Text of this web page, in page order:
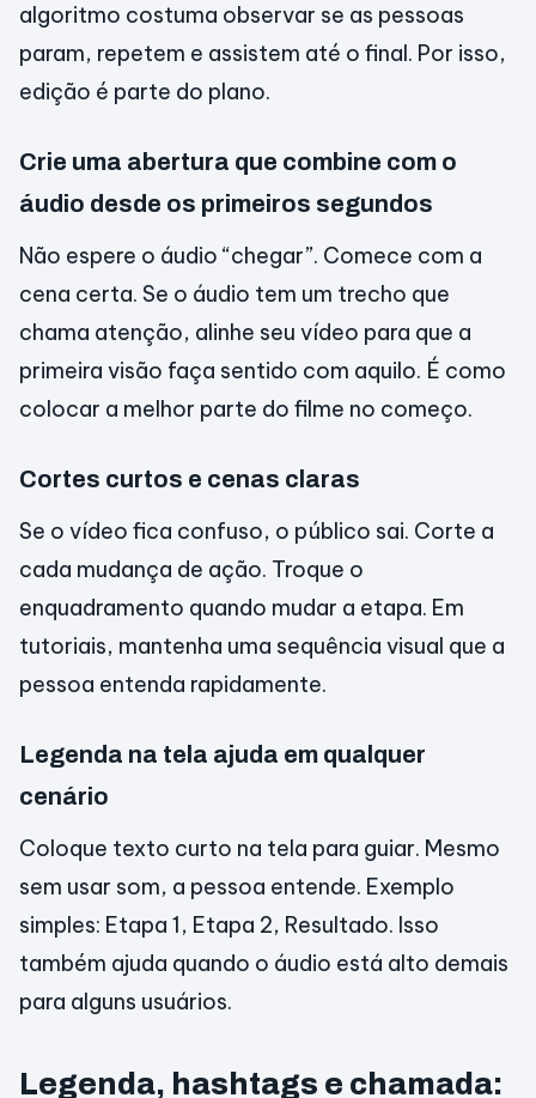
algoritmo costuma observar se as pessoas
param, repetem e assistem até o final. Por isso,
edição é parte do plano.
Crie uma abertura que combine com o
áudio desde os primeiros segundos
Não espere o áudio “chegar”. Comece com a
cena certa. Se o áudio tem um trecho que
chama atenção, alinhe seu vídeo para que a
primeira visão faça sentido com aquilo. É como
colocar a melhor parte do filme no começo.
Cortes curtos e cenas claras
Se o vídeo fica confuso, o público sai. Corte a
cada mudança de ação. Troque o
enquadramento quando mudar a etapa. Em
tutoriais, mantenha uma sequência visual que a
pessoa entenda rapidamente.
Legenda na tela ajuda em qualquer
cenário
Coloque texto curto na tela para guiar. Mesmo
sem usar som, a pessoa entende. Exemplo
simples: Etapa 1, Etapa 2, Resultado. Isso
também ajuda quando o áudio está alto demais
para alguns usuários.
Legenda, hashtags e chamada: